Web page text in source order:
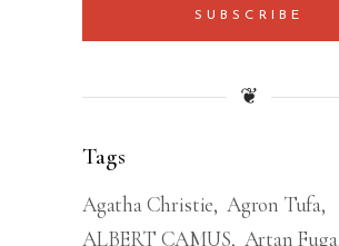
SUBSCRIBE
❦
Tags
Agatha Christie Agron Tufa
ALBERT CAMUS Artan Fuga